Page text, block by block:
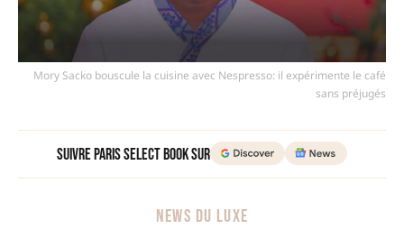
Mory Sacko bouscule la cuisine avec Nespresso: il expérimente le café
sans préjugés
Suivre Paris Select Book sur
NEWS DU LUXE